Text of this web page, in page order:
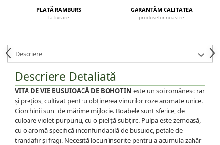
PLATĂ RAMBURS
la livrare
GARANTĂM CALITATEA
produselor noastre
Descriere
Descriere Detaliată
VITA DE VIE BUSUIOACĂ DE BOHOTIN este un soi românesc rar
și prețios, cultivat pentru obținerea vinurilor roze aromate unice.
Ciorchinii sunt de mărime mijlocie. Boabele sunt sferice, de
culoare violet-purpuriu, cu o pieliță subțire. Pulpa este zemoasă,
cu o aromă specifică inconfundabilă de busuioc, petale de
trandafir și fragi. Necesită locuri însorite pentru a acumula zahăr